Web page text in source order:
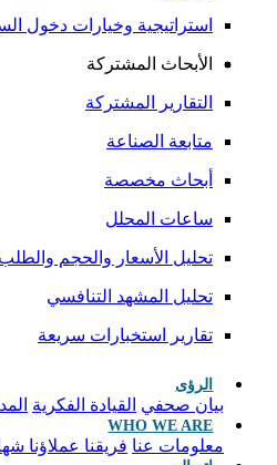
استراتيجية وخيارات دخول
الأبحاث المشتركة
التقارير المشتركة
متابعة الصناعة
أبحاث مخصصة
ساعات المحلل
تحليل الأسعار والحجم والطلب
تحليل المشهد التنافسي
تقارير استخبارات سريعة
الرؤى
بيان صحفي القيادة الفكرية
WHO WE ARE
معلومات عنا فريقناعملاؤنا